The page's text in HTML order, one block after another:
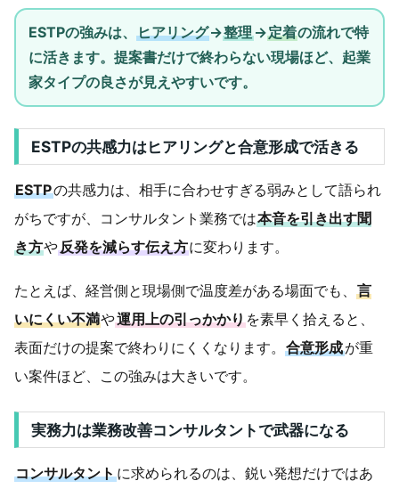
ESTPの強みは、 ヒアリング→整理→定着の流れで特
に活きます。提案書だけで終わらない現場ほど、起業
家タイプの良さが見えやすいです。
ESTPの共感力はヒアリングと合意形成で活きる
ESTPの共感力は、相手に合わせすぎる弱みとして語られ
がちですが、コンサルタント業務では本音を引き出す聞
き方や反発を減らす伝え方に変わります。
たとえば、経営側と現場側で温度差がある場面でも、 言
いにくい不満や運用上の引っかかりを素早く拾えると、
表面だけの提案で終わりにくくなります。 合意形成が重
い案件ほど、この強みは大きいです。
実務力は業務改善コンサルタントで武器になる
コンサルタントに求められるのは、鋭い発想だけではあ